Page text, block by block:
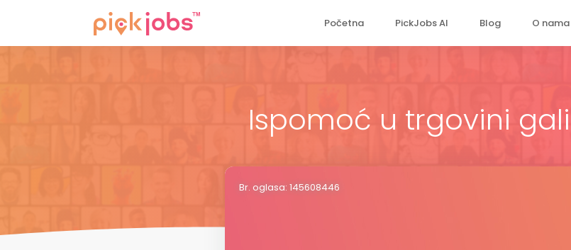
Početna PickJobs AI Blog O nama
Ispomoć u trgovini
Br. oglasa: 145608446